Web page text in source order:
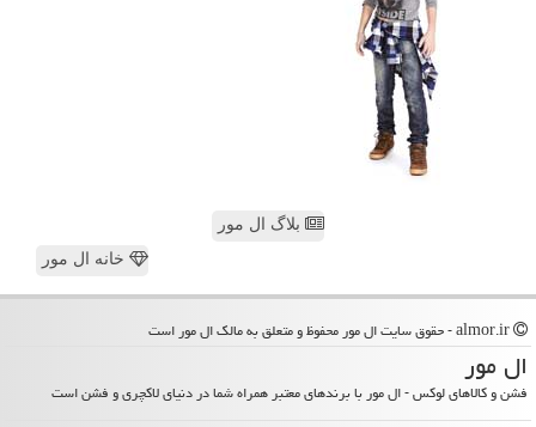
بلاگ ال مور
خانه ال مور
ال مور
فشن و کالاهای لوکس - ال مور با برندهای معتبر همراه شما در دنیای لاکچری و فشن است